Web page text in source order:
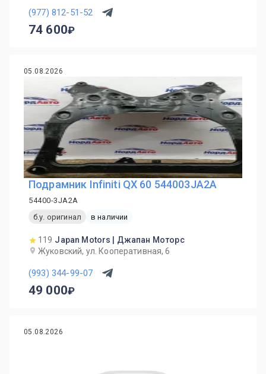
(977) 812-51-52
74 600
05.08.2026
Подрамник Infiniti QX 60 544003JA2A
54400-3JA2A
б.у. оригинал
в наличии
119 Japan Motors | Джапан Моторс
Жуковский, ул. Кооперативная, 6
(993) 344-99-07
49 000
05.08.2026